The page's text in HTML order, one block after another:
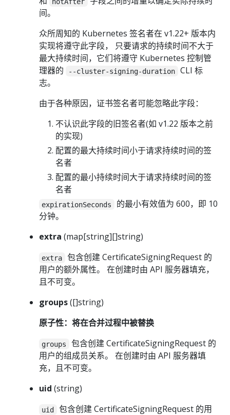
间。
众所周知的 Kubernetes 签名者在 v1.22+ 版本内
实现将遵守此字段， 只要请求的持续时间不大于
最大持续时间，它们将遵守 Kubernetes 控制管
理器的
--cluster-signing-duration
CLI 标
志。
由于各种原因，证书签名者可能忽略此字段：
不认识此字段的旧签名者(如 v1.22 版本之前
的实现)
配置的最大持续时间小于请求持续时间的签
名者
配置的最小持续时间大于请求持续时间的签
名者
expirationSeconds
的最小有效值为 600，即 10
分钟。
extra (map[string][]string)
extra
包含创建 CertificateSigningRequest 的
用户的额外属性。 在创建时由 API 服务器填充，
且不可变。
groups([]string)
原子性：将在合并过程中被替换
groups
包含创建 CertificateSigningRequest 的
用户的组成员关系。 在创建时由 API 服务器填
充，且不可变。
uid (string)
uid
包含创建 CertificateSigningRequest 的用